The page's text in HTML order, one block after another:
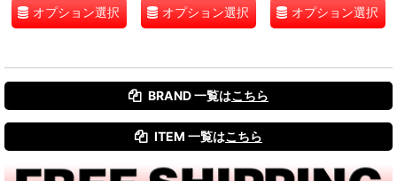
オプション選択 オプション選択 オプション選択
BRAND 一覧はこちら
ITEM 一覧はこちら